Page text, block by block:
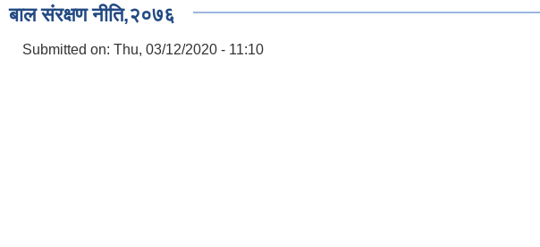
बाल स‌ंरक्षण नीति,२०७६
Submitted on: Thu, 03/12/2020 - 11:10